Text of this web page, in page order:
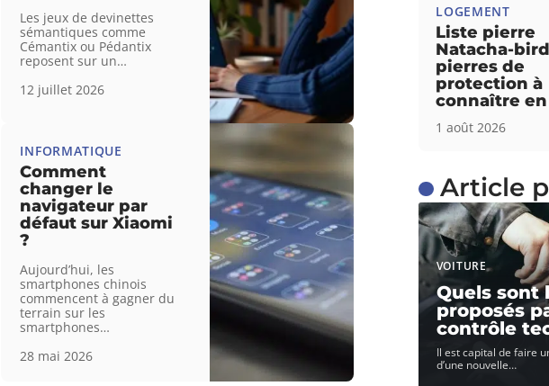
Les jeux de devinettes
sémantiques comme
Cémantix ou Pédantix
reposent sur un…
12 juillet 2026
INFORMATIQUE
Comment
changer le
navigateur par
défaut sur Xiaomi
?
Aujourd’hui, les
smartphones chinois
commencent à gagner du
terrain sur les
smartphones…
28 mai 2026
LOGEMENT
Liste pierre
Natacha-
pierres de
protection à
connaître en
1 août 2026
Article
VOITURE
Quels sont
proposés
contrôle
Il est capital de faire
d’une nouvelle…